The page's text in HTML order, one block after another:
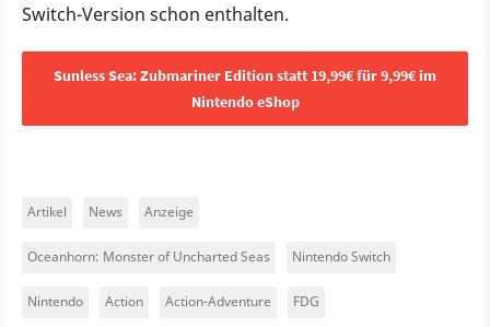
Switch-Version schon enthalten.
Sunless Sea: Zubmariner Edition statt 19,99€ für 9,99€ im
Nintendo eShop
Artikel News Anzeige
Oceanhorn: Monster of Uncharted Seas Nintendo Switch
Nintendo Action Action-Adventure FDG